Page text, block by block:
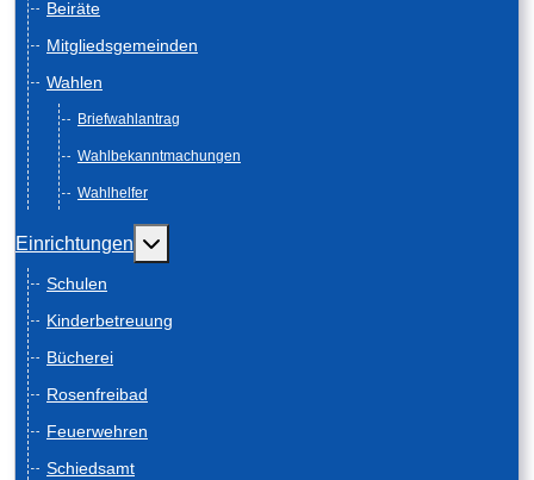
Beiräte
Mitgliedsgemeinden
Wahlen
Briefwahlantrag
Wahlbekanntmachungen
Wahlhelfer
Einrichtungen Weitere Informationen: Einrichtungen
Schulen
Kinderbetreuung
Bücherei
Rosenfreibad
Feuerwehren
Schiedsamt